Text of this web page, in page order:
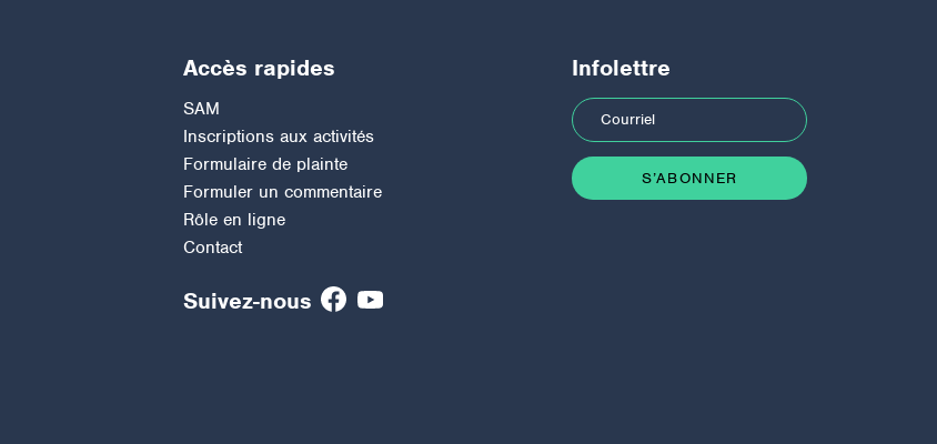
Accès rapides
SAM
Inscriptions aux activités
Formulaire de plainte
Formuler un commentaire
Rôle en ligne
Contact
Suivez-nous
Infolettre